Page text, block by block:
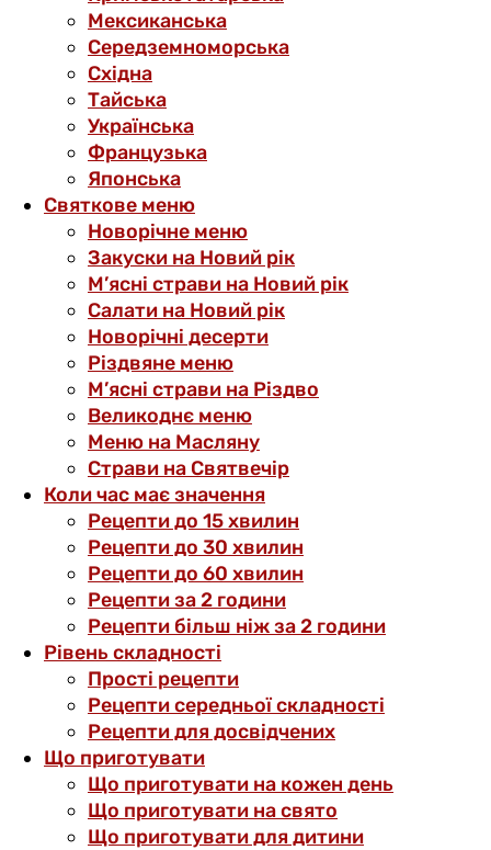
Мексиканська
Середземноморська
Східна
Тайська
Українська
Французька
Японська
Святкове меню
Новорічне меню
Закуски на Новий рік
М’ясні страви на Новий рік
Салати на Новий рік
Новорічні десерти
Різдвяне меню
М’ясні страви на Різдво
Великоднє меню
Меню на Масляну
Страви на Святвечір
Коли час має значення
Рецепти до 15 хвилин
Рецепти до 30 хвилин
Рецепти до 60 хвилин
Рецепти за 2 години
Рецепти більш ніж за 2 години
Рівень складності
Прості рецепти
Рецепти середньої складності
Рецепти для досвідчених
Що приготувати
Що приготувати на кожен день
Що приготувати на свято
Що приготувати для дитини